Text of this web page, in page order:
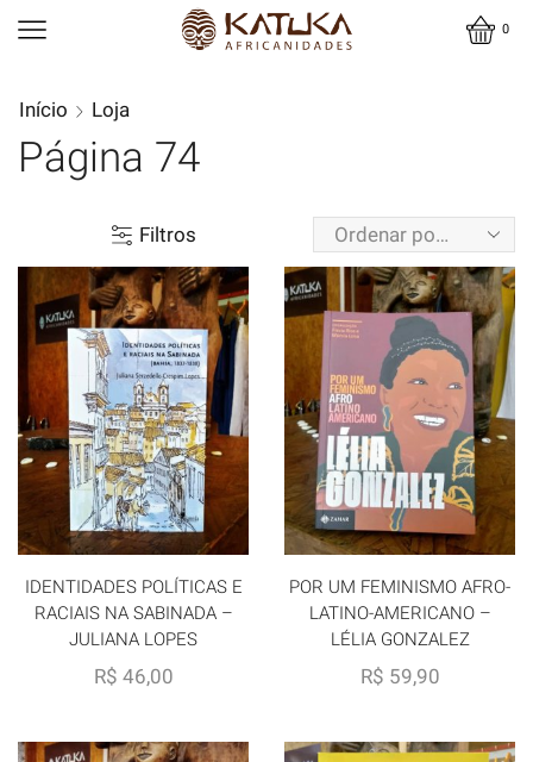
0
Início Loja
Página 74
Filtros
IDENTIDADES POLÍTICAS E
RACIAIS NA SABINADA –
JULIANA LOPES
R$ 46,00
POR UM FEMINISMO AFRO-
LATINO-AMERICANO –
LÉLIA GONZALEZ
R$ 59,90